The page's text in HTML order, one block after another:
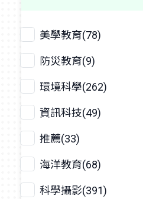
美學教育(78)
防災教育(9)
環境科學(262)
資訊科技(49)
推薦(33)
海洋教育(68)
科學攝影(391)